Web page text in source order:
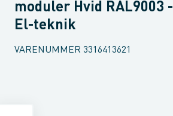
moduler Hvid RAL9003 -
El-teknik
VARENUMMER 3316413621